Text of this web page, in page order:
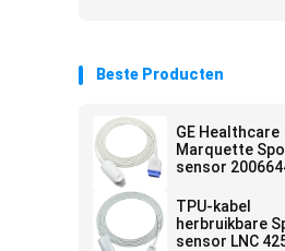
Beste Producten
GE Healthcare
Marquette
sensor
TPU-kabel
herbruikbare
sensor LNC